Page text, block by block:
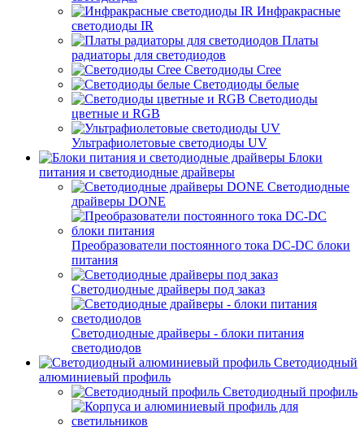
Инфракрасные
светодиоды IR
Платы
радиаторы для светодиодов
Светодиоды Cree
Светодиоды белые
Светодиоды
цветные и RGB
Ультрафиолетовые светодиоды UV
Блоки
питания и светодиодные драйверы
Светодиодные
драйверы DONE
Преобразователи постоянного тока DC-DC блоки
питания
Светодиодные драйверы под заказ
Светодиодные драйверы - блоки питания
светодиодов
Светодиодный
алюминиевый профиль
Светодиодный профиль